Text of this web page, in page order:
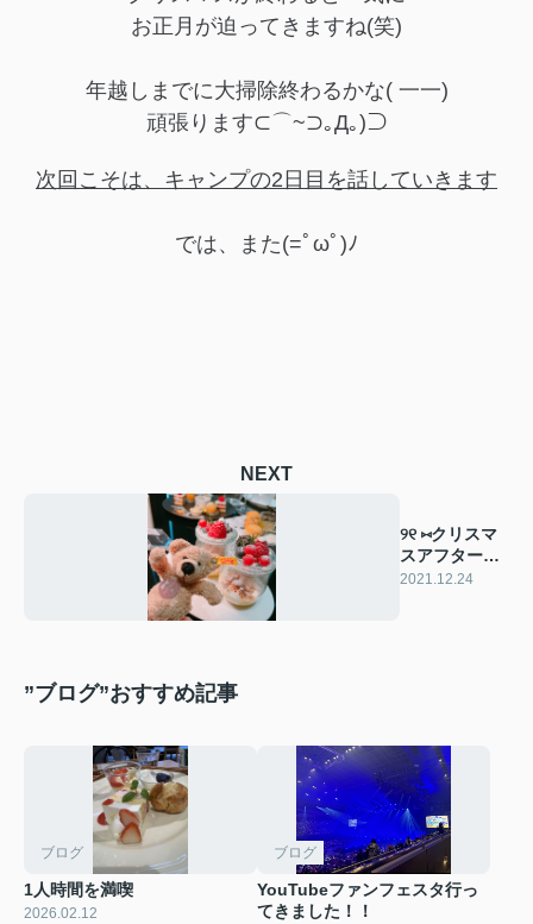
お正月が迫ってきますね(笑)
年越しまでに大掃除終わるかな( 一一)
頑張ります⊂⌒~⊃｡Д｡)⊃
次回こそは、キャンプの2日目を話していきます
では、また(=ﾟωﾟ)ﾉ
NEXT
୨୧ ⑅クリスマ
スアフターヌ
ーンティー ⑅
2021.12.24
”ブログ”おすすめ記事
ブログ
1人時間を満喫
2026.02.12
ブログ
YouTubeファンフェスタ行っ
てきました！！